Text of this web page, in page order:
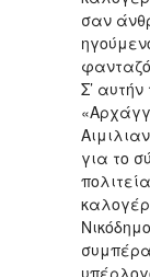
σαν
Σ’
για το